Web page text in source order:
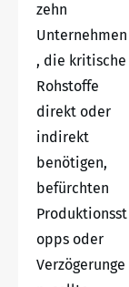
zehn
Unternehmen
, die kritische
Rohstoffe
direkt oder
indirekt
benötigen,
befürchten
Produktionsst
opps oder
Verzögerunge